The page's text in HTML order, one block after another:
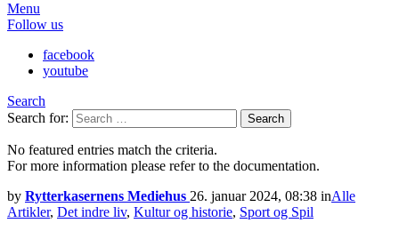
Menu
Follow us
facebook
youtube
Search
Search for:
Search
No featured entries match the criteria.
For more information please refer to the documentation.
by Rytterkasernens Mediehus 26. januar 2024, 08:38 inAlle
Artikler, Det indre liv, Kultur og historie, Sport og Spil